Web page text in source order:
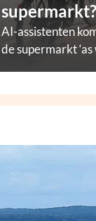
supermarkt?
AI-assistenten
de supermarkt ‘as